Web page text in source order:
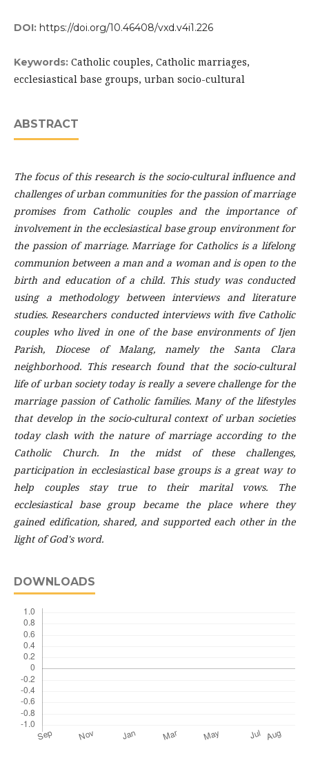
DOI: https://doi.org/10.46408/vxd.v4i1.226
Keywords: Catholic couples, Catholic marriages,
ecclesiastical base groups, urban socio-cultural
ABSTRACT
The focus of this research is the socio-cultural influence and
challenges of urban communities for the passion of marriage
promises from Catholic couples and the importance of
involvement in the ecclesiastical base group environment for
the passion of marriage. Marriage for Catholics is a lifelong
communion between a man and a woman and is open to the
birth and education of a child. This study was conducted
using a methodology between interviews and literature
studies. Researchers conducted interviews with five Catholic
couples who lived in one of the base environments of Ijen
Parish, Diocese of Malang, namely the Santa Clara
neighborhood. This research found that the socio-cultural
life of urban society today is really a severe challenge for the
marriage passion of Catholic families. Many of the lifestyles
that develop in the socio-cultural context of urban societies
today clash with the nature of marriage according to the
Catholic Church. In the midst of these challenges,
participation in ecclesiastical base groups is a great way to
help couples stay true to their marital vows. The
ecclesiastical base group became the place where they
gained edification, shared, and supported each other in the
light of God's word.
DOWNLOADS